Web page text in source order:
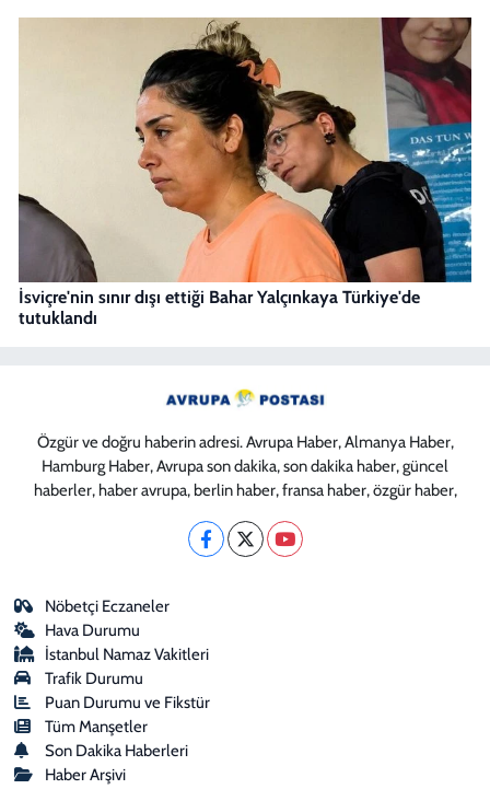
İsviçre'nin sınır dışı ettiği Bahar Yalçınkaya Türkiye'de
tutuklandı
Özgür ve doğru haberin adresi. Avrupa Haber, Almanya Haber,
Hamburg Haber, Avrupa son dakika, son dakika haber, güncel
haberler, haber avrupa, berlin haber, fransa haber, özgür haber,
Nöbetçi Eczaneler
Hava Durumu
İstanbul Namaz Vakitleri
Trafik Durumu
Puan Durumu ve Fikstür
Tüm Manşetler
Son Dakika Haberleri
Haber Arşivi